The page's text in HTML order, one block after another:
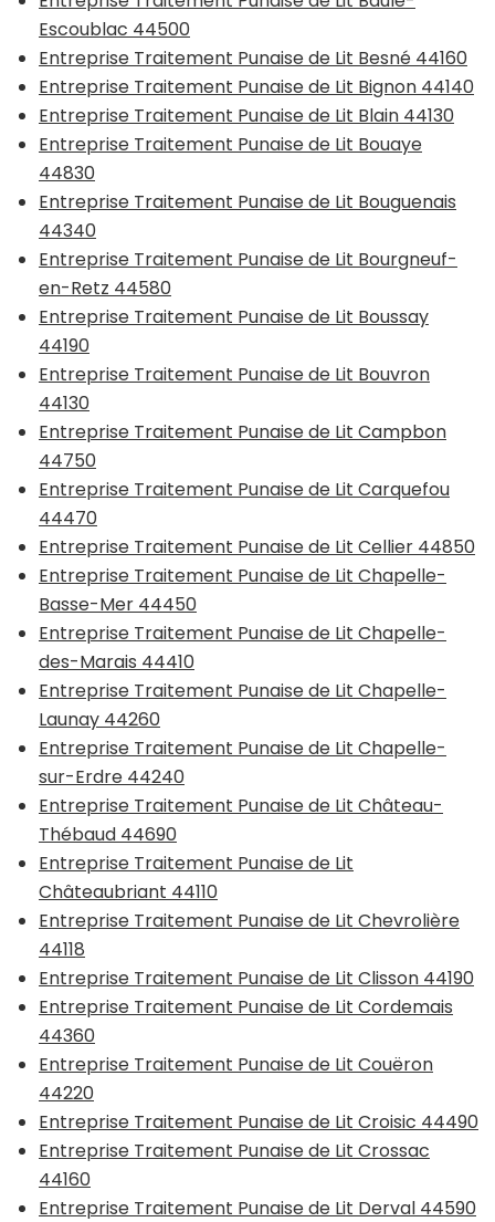
Escoublac 44500
Entreprise Traitement Punaise de Lit Besné 44160
Entreprise Traitement Punaise de Lit Bignon 44140
Entreprise Traitement Punaise de Lit Blain 44130
Entreprise Traitement Punaise de Lit Bouaye
44830
Entreprise Traitement Punaise de Lit Bouguenais
44340
Entreprise Traitement Punaise de Lit Bourgneuf-
en-Retz 44580
Entreprise Traitement Punaise de Lit Boussay
44190
Entreprise Traitement Punaise de Lit Bouvron
44130
Entreprise Traitement Punaise de Lit Campbon
44750
Entreprise Traitement Punaise de Lit Carquefou
44470
Entreprise Traitement Punaise de Lit Cellier 44850
Entreprise Traitement Punaise de Lit Chapelle-
Basse-Mer 44450
Entreprise Traitement Punaise de Lit Chapelle-
des-Marais 44410
Entreprise Traitement Punaise de Lit Chapelle-
Launay 44260
Entreprise Traitement Punaise de Lit Chapelle-
sur-Erdre 44240
Entreprise Traitement Punaise de Lit Château-
Thébaud 44690
Entreprise Traitement Punaise de Lit
Châteaubriant 44110
Entreprise Traitement Punaise de Lit Chevrolière
44118
Entreprise Traitement Punaise de Lit Clisson 44190
Entreprise Traitement Punaise de Lit Cordemais
44360
Entreprise Traitement Punaise de Lit Couëron
44220
Entreprise Traitement Punaise de Lit Croisic 44490
Entreprise Traitement Punaise de Lit Crossac
44160
Entreprise Traitement Punaise de Lit Derval 44590